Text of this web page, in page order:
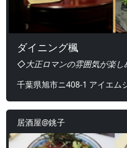
ダイニング楓
◇大正ロマンの雰囲気が楽
千葉県旭市ニ408-1 アイエム
居酒屋@銚子